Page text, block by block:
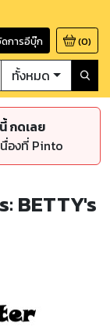
การอีบุ๊ก (0)
ทั้งหมด
กดเลย
องที่ Pinto
BETTY's